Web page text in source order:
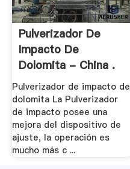
Pulverizador De
Impacto De
Dolomita - China .
Pulverizador de impacto de
dolomita La Pulverizador
de impacto posee una
mejora del dispositivo de
ajuste, la operación es
mucho más c ...